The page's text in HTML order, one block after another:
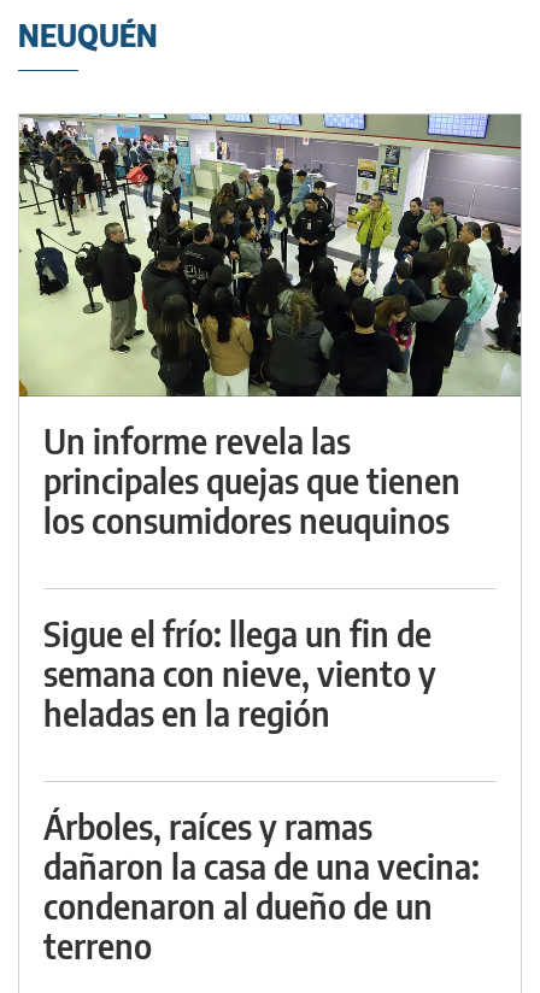
NEUQUÉN
Un informe revela las
principales quejas que tienen
los consumidores neuquinos
Sigue el frío: llega un fin de
semana con nieve, viento y
heladas en la región
Árboles, raíces y ramas
dañaron la casa de una vecina:
condenaron al dueño de un
terreno